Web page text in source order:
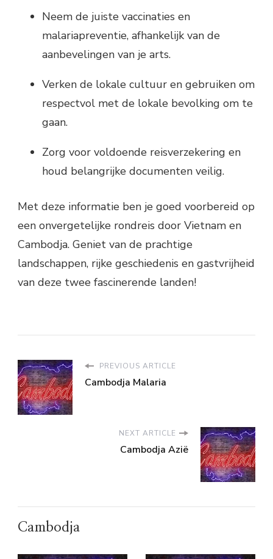
Neem de juiste vaccinaties en
malariapreventie, afhankelijk van de
aanbevelingen van je arts.
Verken de lokale cultuur en gebruiken om
respectvol met de lokale bevolking om te
gaan.
Zorg voor voldoende reisverzekering en
houd belangrijke documenten veilig.
Met deze informatie ben je goed voorbereid op
een onvergetelijke rondreis door Vietnam en
Cambodja. Geniet van de prachtige
landschappen, rijke geschiedenis en gastvrijheid
van deze twee fascinerende landen!
PREVIOUS ARTICLE
Cambodja Malaria
NEXT ARTICLE
Cambodja Azië
Cambodja